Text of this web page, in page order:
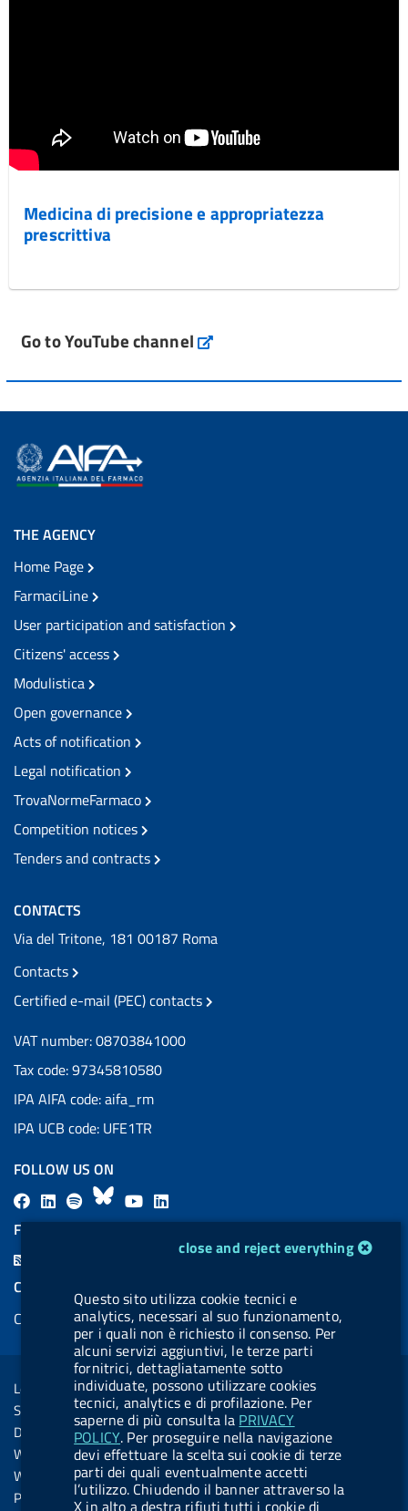
Medicina di precisione e appropriatezza
prescrittiva
Go to YouTube channel
cookie management moduleclose and reject everything
Questo sito utilizza cookie tecnici e
analytics, necessari al suo funzionamento,
per i quali non è richiesto il consenso. Per
alcuni servizi aggiuntivi, le terze parti
fornitrici, dettagliatamente sotto
individuate, possono utilizzare cookies
tecnici, analytics e di profilazione. Per
saperne di più consulta la PRIVACY
POLICY. Per proseguire nella navigazione
devi effettuare la scelta sui cookie di terze
parti dei quali eventualmente accetti
l’utilizzo. Chiudendo il banner attraverso la
X in alto a destra rifiuti tutti i cookie di
THE AGENCY
Home Page
FarmaciLine
User participation and satisfaction
Citizens' access
Modulistica
Open governance
Acts of notification
Legal notification
TrovaNormeFarmaco
Competition notices
Tenders and contracts
CONTACTS
Via del Tritone, 181 00187 Roma
Contacts
Certified e-mail (PEC) contacts
VAT number: 08703841000
Tax code: 97345810580
IPA AIFA code: aifa_rm
IPA UCB code: UFE1TR
FOLLOW US ON
F
a
L
i
a
l
.
b
u
t
t
o
n
.
B
l
s
k
y
Y
o
u
b
e
i
e
d
i
n
FEED RSS
COOKIES
Cookie management
Sezione Link Utili
Legal notice
Social Media Policy
Dichiarazione di accessibilità
Web accessibility
Website statistics
Privacy